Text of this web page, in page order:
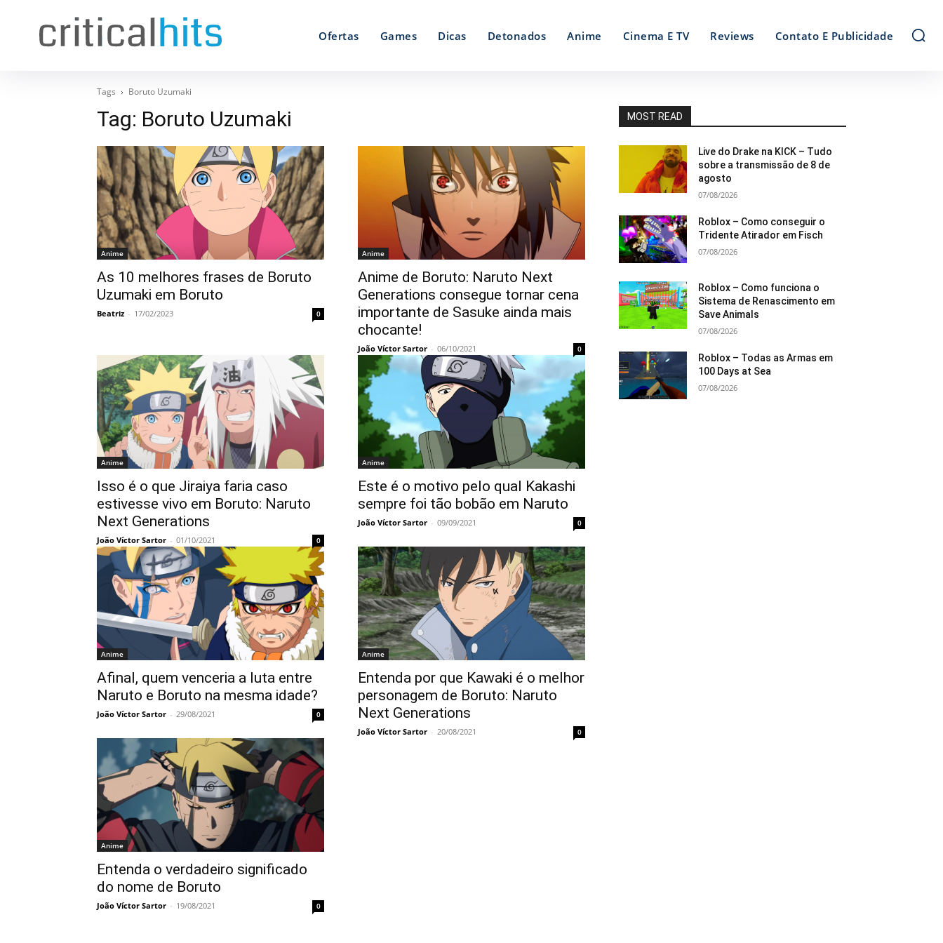
Ofertas Games Dicas Detonados Anime Cinema E TV Reviews Contato E Publicidade
Tags Boruto Uzumaki
Tag: Boruto Uzumaki
Anime
As 10 melhores frases de Boruto
Uzumaki em Boruto
Beatriz - 17/02/2023 0
Anime
Anime de Boruto: Naruto Next
Generations consegue tornar cena
importante de Sasuke ainda mais
chocante!
João Víctor Sartor - 06/10/2021 0
Anime
Isso é o que Jiraiya faria caso
estivesse vivo em Boruto: Naruto
Next Generations
João Víctor Sartor - 01/10/2021 0
Anime
Este é o motivo pelo qual Kakashi
sempre foi tão bobão em Naruto
João Víctor Sartor - 09/09/2021 0
Anime
Afinal, quem venceria a luta entre
Naruto e Boruto na mesma idade?
João Víctor Sartor - 29/08/2021 0
Anime
Entenda por que Kawaki é o melhor
personagem de Boruto: Naruto
Next Generations
João Víctor Sartor - 20/08/2021 0
Anime
Entenda o verdadeiro significado
do nome de Boruto
João Víctor Sartor - 19/08/2021 0
MOST READ
Live do Drake na KICK – Tudo
sobre a transmissão de 8 de
agosto
07/08/2026
Roblox – Como conseguir o
Tridente Atirador em Fisch
07/08/2026
Roblox – Como funciona o
Sistema de Renascimento em
Save Animals
07/08/2026
Roblox – Todas as Armas em
100 Days at Sea
07/08/2026